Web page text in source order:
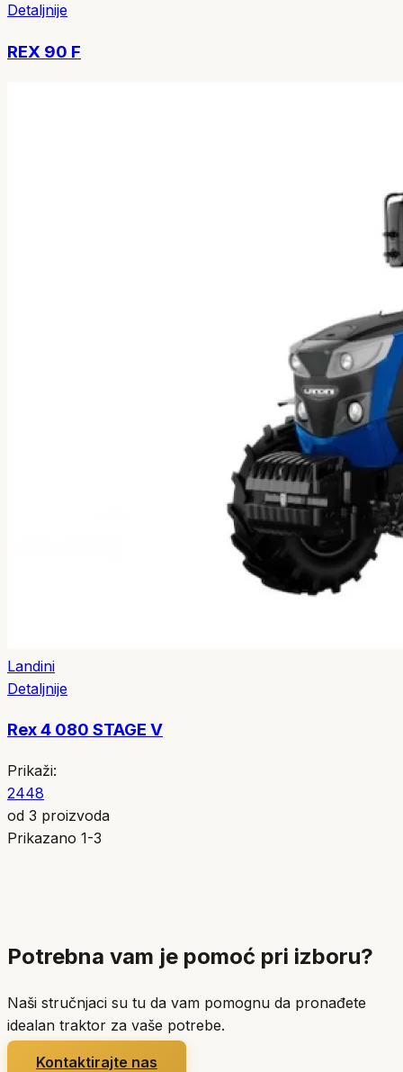
Detaljnije
REX 90 F
Landini
Detaljnije
Rex 4 080 STAGE V
Prikaži:
2448
od 3 proizvoda
Prikazano 1-3
Potrebna vam je pomoć pri izboru?
Naši stručnjaci su tu da vam pomognu da pronađete
idealan traktor za vaše potrebe.
Kontaktirajte nas